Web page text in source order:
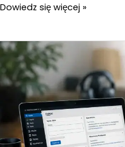
Optymalizacja
WordPress
bez
przebudowy
–
da
się
Dowiedz się więcej »